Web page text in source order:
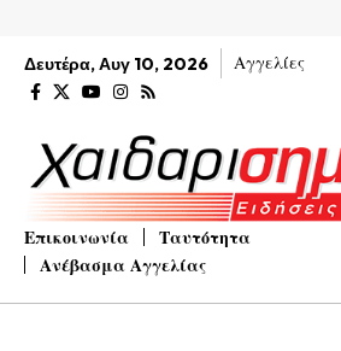
Δευτέρα, Αυγ 10, 2026 Αγγελίες
Επικοινωνία
Ταυτότητα
Ανέβασμα Αγγελίας